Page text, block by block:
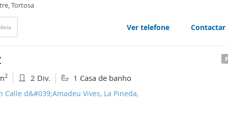
Tortosa
Ver telefone Contactar
2 2 Div. 1 Casa de banho
Calle d&#039;Amadeu Vives, La Pineda,